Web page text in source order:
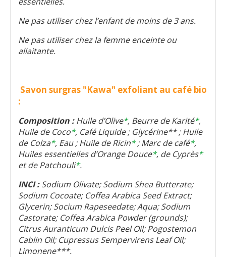
Ne pas utiliser chez l’enfant de moins de 3 ans.
Ne pas utiliser chez la femme enceinte ou
allaitante.
Savon surgras "Kawa" exfoliant au café bio
:
Composition :Huile d’Olive*, Beurre de Karité*,
Huile de Coco*, Café Liquide ; Glycérine** ; Huile
de Colza*, Eau ; Huile de Ricin*; Marc de café*,
Huiles essentielles d’Orange Douce*, de Cyprès*
et de Patchouli*.
INCI :Sodium Olivate; Sodium Shea Butterate;
Sodium Cocoate; Coffea Arabica Seed Extract;
Glycerin; Socium Rapeseedate; Aqua; Sodium
Castorate; Coffea Arabica Powder (grounds);
Citrus Auranticum Dulcis Peel Oil; Pogostemon
Cablin Oil; Cupressus Sempervirens Leaf Oil;
Limonene***.